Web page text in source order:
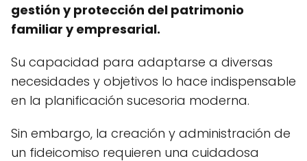
gestión y protección del patrimonio
familiar y empresarial.
Su capacidad para adaptarse a diversas
necesidades y objetivos lo hace indispensable
en la planificación sucesoria moderna.
Sin embargo, la creación y administración de
un fideicomiso requieren una cuidadosa